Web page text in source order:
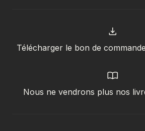
Télécharger le bon de
Nous ne vendrons plus nos